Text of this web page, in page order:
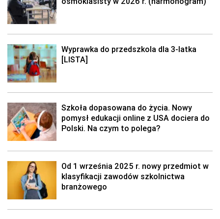
Wyprawka do przedszkola dla 3-latka
[LISTA]
Szkoła dopasowana do życia. Nowy
pomysł edukacji online z USA dociera do
Polski. Na czym to polega?
Od 1 września 2025 r. nowy przedmiot w
klasyfikacji zawodów szkolnictwa
branżowego